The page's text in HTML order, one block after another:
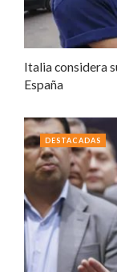
Italia considera
España
DESTACADAS